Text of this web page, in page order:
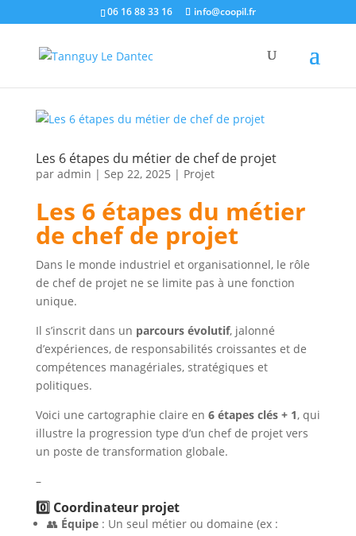
06 16 88 33 16 info@coopil.fr
Les 6 étapes du métier de chef de projet
par admin | Sep 22, 2025 | Projet
Les 6 étapes du métier
de chef de projet
Dans le monde industriel et organisationnel, le rôle
de chef de projet ne se limite pas à une fonction
unique.
Il s’inscrit dans un parcours évolutif, jalonné
d’expériences, de responsabilités croissantes et de
compétences managériales, stratégiques et
politiques.
Voici une cartographie claire en 6 étapes clés + 1, qui
illustre la progression type d’un chef de projet vers
un poste de transformation globale.
–
0️⃣ Coordinateur projet
👥 Équipe: Un seul métier ou domaine (ex :